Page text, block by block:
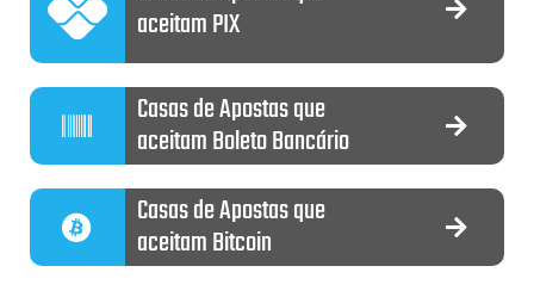
aceitam PIX
Casas de Apostas que
aceitam Boleto Bancário
Casas de Apostas que
aceitam Bitcoin